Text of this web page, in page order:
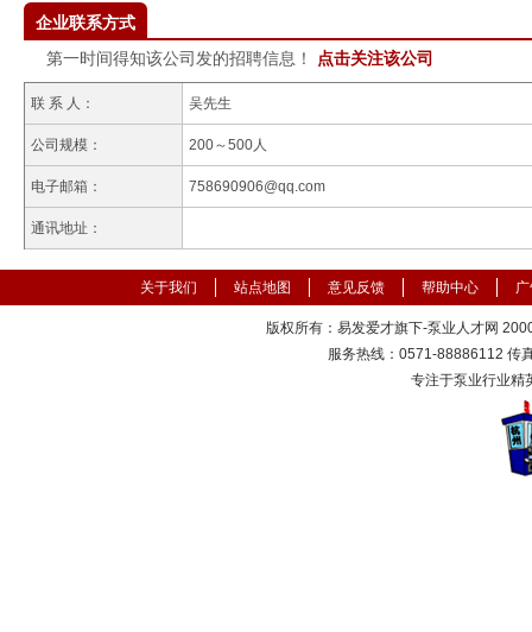
企业联系方式
第一时间得知该公司发的招聘信息！
点击关注该公司
联 系 人： 吴先生
公司规模： 200～500人
电子邮箱： 758690906@qq.com
通讯地址：
关于我们 站点地图 意见反馈 帮助中心
版权所有：易发爱才旗下-泵业人才网
服务热线：0571-88886112 传
专注于泵业行业精